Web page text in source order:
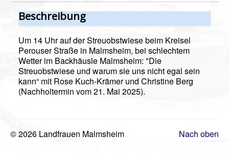
Mitgliederanmeldung
Impressum
Beschreibung
Um 14 Uhr auf der Streuobstwiese beim Kreisel
Perouser Straße in Malmsheim, bei schlechtem
Wetter im Backhäusle Malmsheim: "Die
Streuobstwiese und warum sie uns nicht egal sein
kann“ mit Rose Kuch-Krämer und Christine Berg
(Nachholtermin vom 21. Mai 2025).
Nach oben
© 2026 Landfrauen Malmsheim